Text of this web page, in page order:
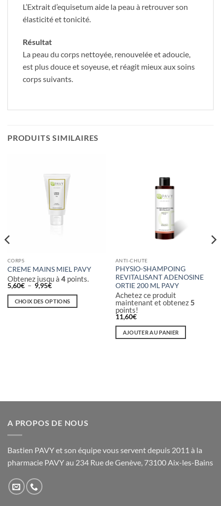
L’Extrait d’equisetum aide la peau à retrouver son
élasticité et tonicité.
Résultat
La peau du corps nettoyée, renouvelée et adoucie,
est plus douce et soyeuse, et réagit mieux aux soins
corps suivants.
PRODUITS SIMILAIRES
CORPS
CREME MAINS MIEL PAVY
Obtenez jusqu à 4points.
5,60€ – 9,95€Plage
prix :
5,60€
CHOIX DES OPTIONS
la
page
du
ANTI-CHUTE
PHYSIO-SHAMPOING
REVITALISANT ADENOSINE
ORTIE 200 ML PAVY
Achetez ce produit
maintenant et obtenez5
points!
11,60€
AJOUTER AU PANIER
A PROPOS DE NOUS
Bastien PAVY et son équipe vous servent depuis 2011 à la
pharmacie PAVY au 234 Rue de Genève, 73100 Aix-les-Bains